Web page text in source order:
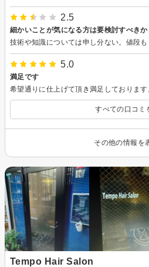
2.5
細かいことが気になる方は要検討すべきか
5.0
満足です
すべての口コミ
その他の情報を
Tempo Hair Salon